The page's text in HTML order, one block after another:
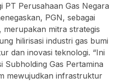
Perusahaan Gas Negara
PGN, sebagai
merupakan mitra strategis
hilirisasi industri gas bumi
dan inovasi teknologi. “Ini
Subholding Gas Pertamina
mewujudkan infrastruktur